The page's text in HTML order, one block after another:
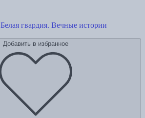
Белая гвардия. Вечные истории
Добавить в избранное